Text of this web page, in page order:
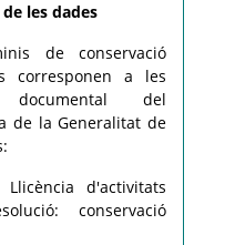
les dades
de conservació
corresponen a les
documental del
de la Generalitat de
Llicència d'activitats
conservació